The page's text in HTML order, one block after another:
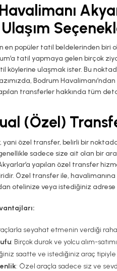
en popüler tatil beldelerinden biri
tatil yapmaya gelen birçok
köylerine ulaşmak ister. Bu
Bodrum
transferler hakkında tüm
(Özel)
özel transfer, belirli bir
sadece size ait olan bir
yapılan özel transfer
Özel transfer ile,
otelinize veya istediğiniz adrese
seyahat etmenin verdiği
: Birçok durak ve yolcu alım-
saatte ve istediğiniz araç
: Özel araçla sadece siz ve